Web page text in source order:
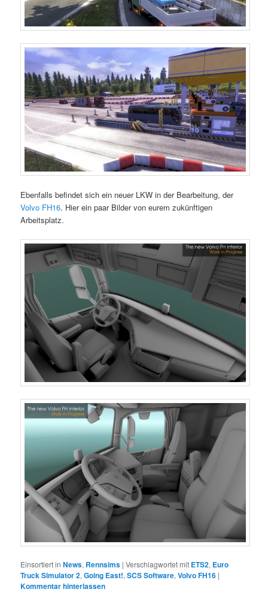
Ebenfalls befindet sich ein neuer LKW in der Bearbeitung, der
Volvo FH16. Hier ein paar Bilder von eurem zukünftigen
Arbeitsplatz.
Einsortiert in News, Rennsims |Verschlagwortet mit ETS2, Euro
Truck Simulator 2,Going East!,SCS Software,Volvo FH16 |
Kommentar hinterlassen